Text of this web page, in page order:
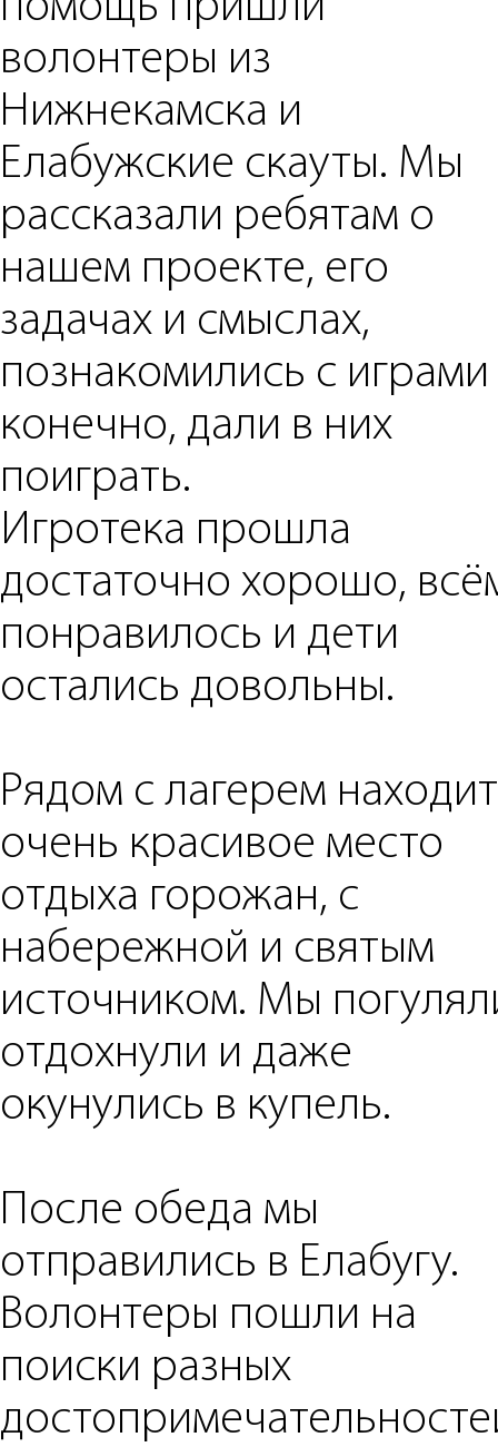
волонтеры из
Нижнекамска и
Елабужские скауты. Мы
рассказали ребятам о
нашем проекте, его
задачах и смыслах,
познакомились с играми
конечно, дали в них
поиграть.
Игротека прошла
достаточно хорошо,
понравилось и дети
остались довольны.
Рядом с лагерем
очень красивое место
отдыха горожан, с
набережной и святым
источником. Мы
отдохнули и даже
окунулись в купель.
После обеда мы
отправились в Елабугу.
Волонтеры пошли на
поиски разных